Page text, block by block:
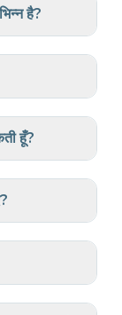
है?
हूँ?